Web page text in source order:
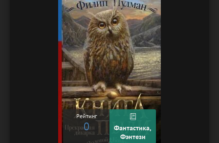
Рейтинг
0
Фантастика,
Фэнтези